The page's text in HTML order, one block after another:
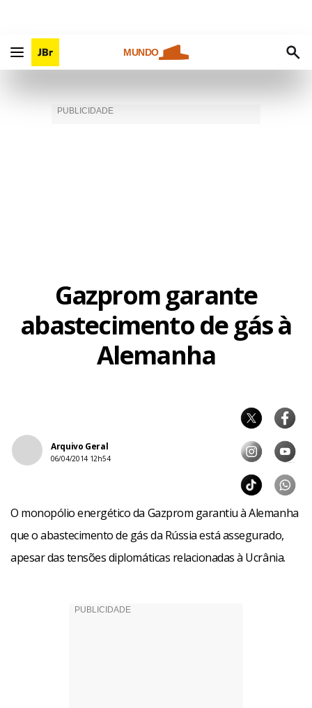
MUNDO
Gazprom garante
abastecimento de gás à
Alemanha
Arquivo Geral
06/04/2014 12h54
O monopólio energético da Gazprom garantiu à Alemanha
que o abastecimento de gás da Rússia está assegurado,
apesar das tensões diplomáticas relacionadas à Ucrânia.